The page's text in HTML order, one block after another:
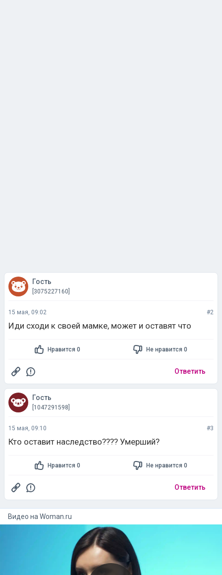
Гость
[3075227160]
15 мая, 09:02 #2
Иди сходи к своей мамке, может и оставят что
Нравится 0 Не нравится 0
Ответить
Гость
[1047291598]
15 мая, 09:10 #3
Кто оставит наследство???? Умерший?
Нравится 0 Не нравится 0
Ответить
Видео на woman.ru